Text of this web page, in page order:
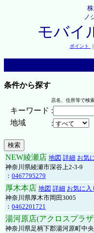
ノ
モバイ
ポイント ｜
条件から探す
店名、住所等で検
キーワード :
地域
:
NEW綾瀬店 地図 詳細 お気
神奈川県綾瀬市深谷上2-3-9
： 0467795279
厚木本店 地図 詳細 お気に入
神奈川県厚木市岡田3005
： 0462201721
湯河原店(アクロスプラ
神奈川県足柄下郡湯河原町中